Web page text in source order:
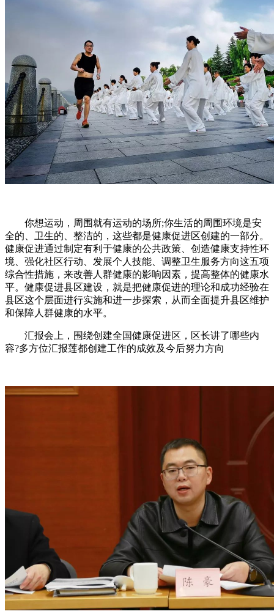
你想运动，周围就有运动的场所;你生活的周围环境是安
全的、卫生的、整洁的，这些都是健康促进区创建的一部分。
健康促进通过制定有利于健康的公共政策、创造健康支持性环
境、强化社区行动、发展个人技能、调整卫生服务方向这五项
综合性措施，来改善人群健康的影响因素，提高整体的健康水
平。健康促进县区建设，就是把健康促进的理论和成功经验在
县区这个层面进行实施和进一步探索，从而全面提升县区维护
和保障人群健康的水平。
汇报会上，围绕创建全国健康促进区，区长讲了哪些内
容?多方位汇报莲都创建工作的成效及今后努力方向